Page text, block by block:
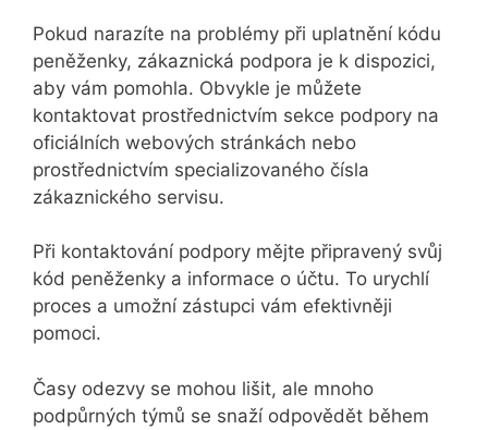
Pokud narazíte na problémy při uplatnění kódu
peněženky, zákaznická podpora je k dispozici,
aby vám pomohla. Obvykle je můžete
kontaktovat prostřednictvím sekce podpory na
oficiálních webových stránkách nebo
prostřednictvím specializovaného čísla
zákaznického servisu.
Při kontaktování podpory mějte připravený svůj
kód peněženky a informace o účtu. To urychlí
proces a umožní zástupci vám efektivněji
pomoci.
Časy odezvy se mohou lišit, ale mnoho
podpůrných týmů se snaží odpovědět během